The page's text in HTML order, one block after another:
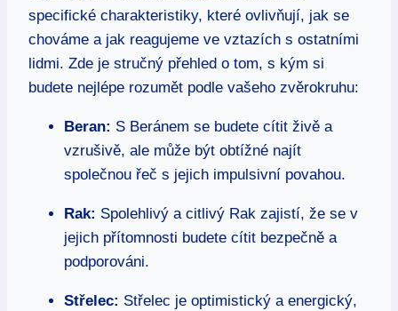
specifické charakteristiky, které ovlivňují, jak se
chováme a jak reagujeme ve vztazích s ostatními
lidmi. Zde je stručný přehled o tom, s kým si
budete nejlépe rozumět podle vašeho zvěrokruhu:
Beran: S Beránem se budete cítit živě a
vzrušivě, ale může být obtížné najít
společnou řeč s jejich impulsivní povahou.
Rak: Spolehlivý a citlivý Rak zajistí, že se v
jejich přítomnosti budete cítit bezpečně a
podporováni.
Střelec: Střelec je optimistický a energický,